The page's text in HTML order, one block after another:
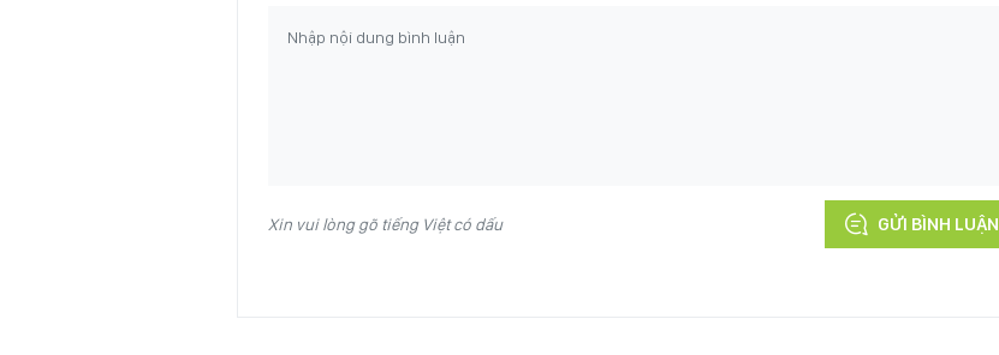
Xin vui lòng gõ tiếng Việt có dấu GỬI BÌNH LUẬN